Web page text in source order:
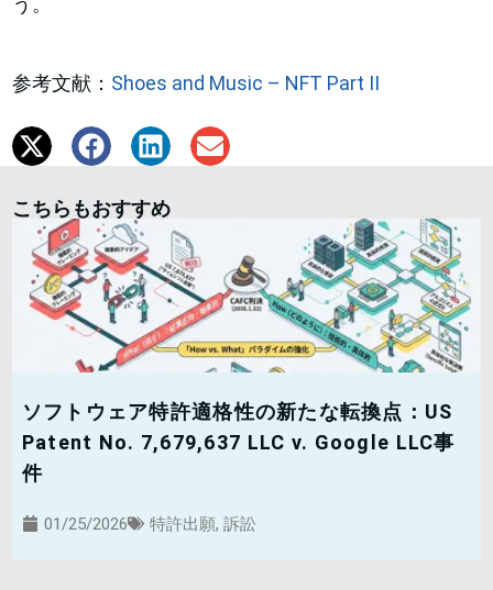
参考文献： Shoes and Music – NFT Part II
こちらもおすすめ
ソフトウェア特許適格性の新たな転換点：US
Patent No. 7,679,637 LLC v. Google LLC事
件
01/25/2026 特許出願, 訴訟